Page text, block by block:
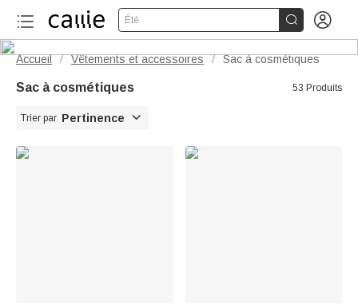
Été  
Accueil / Vêtements et accessoires / Sac à cosmétiques
Sac à cosmétiques 53 Produits
Trier par Pertinence 